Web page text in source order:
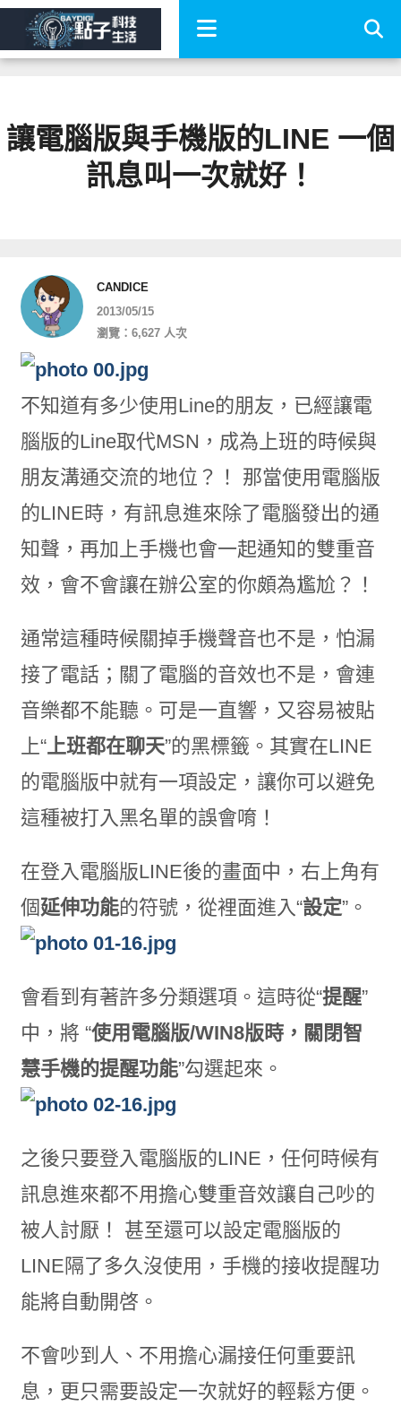
讓電腦版與手機版的LINE 一個
訊息叫一次就好！
CANDICE
2013/05/15
瀏覽：6,627 人次
不知道有多少使用Line的朋友，已經讓電
腦版的Line取代MSN，成為上班的時候與
朋友溝通交流的地位？！ 那當使用電腦版
的LINE時，有訊息進來除了電腦發出的通
知聲，再加上手機也會一起通知的雙重音
效，會不會讓在辦公室的你頗為尷尬？！
通常這種時候關掉手機聲音也不是，怕漏
接了電話；關了電腦的音效也不是，會連
音樂都不能聽。可是一直響，又容易被貼
上“上班都在聊天”的黑標籤。其實在LINE
的電腦版中就有一項設定，讓你可以避免
這種被打入黑名單的誤會唷！
在登入電腦版LINE後的畫面中，右上角有
個延伸功能的符號，從裡面進入“設定”。
會看到有著許多分類選項。這時從“提醒”
中，將 “使用電腦版/WIN8版時，關閉智
慧手機的提醒功能”勾選起來。
之後只要登入電腦版的LINE，任何時候有
訊息進來都不用擔心雙重音效讓自己吵的
被人討厭！ 甚至還可以設定電腦版的
LINE隔了多久沒使用，手機的接收提醒功
能將自動開啓。
不會吵到人、不用擔心漏接任何重要訊
息，更只需要設定一次就好的輕鬆方便。